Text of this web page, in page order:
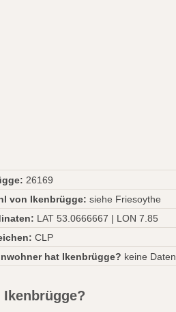
26169
von Ikenbrügge: siehe Friesoythe
LAT 53.0666667 | LON 7.85
CLP
hat Ikenbrügge? keine Daten